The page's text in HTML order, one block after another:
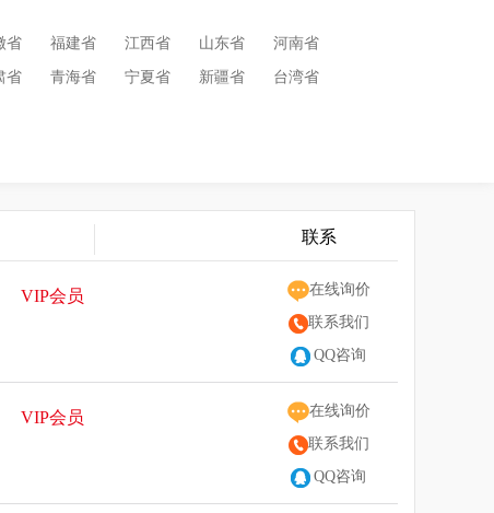
省 福建省 江西省 山东省 河南省
省 青海省 宁夏省 新疆省 台湾省
联系
VIP会员
在线询价
联系我们
QQ咨询
VIP会员
在线询价
联系我们
QQ咨询